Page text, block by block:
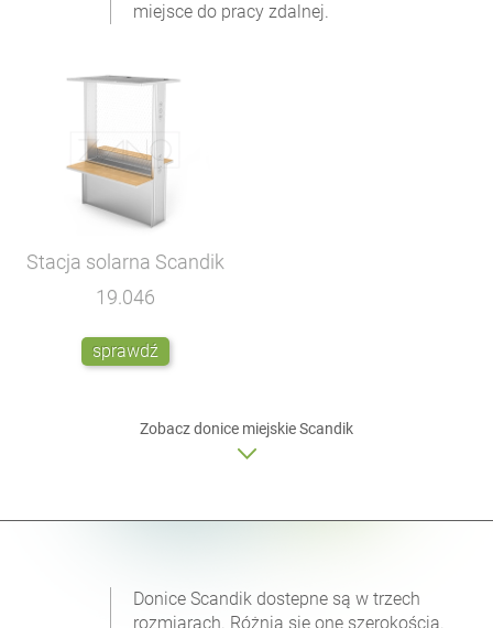
miejsce do pracy zdalnej.
Stacja solarna Scandik
19.046
sprawdź
Zobacz donice miejskie Scandik
Donice Scandik dostepne są w trzech
rozmiarach. Różnią się one szerokością.